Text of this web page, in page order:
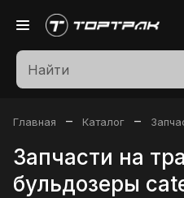
Главная – Каталог –
Запчасти на
бульдозеры